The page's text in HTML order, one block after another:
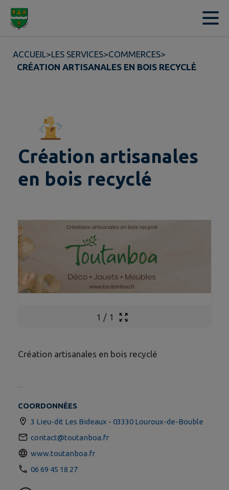
Contenu
ACCUEIL>LES SERVICES>COMMERCES>
CRÉATION ARTISANALES EN BOIS RECYCLÉ
Création artisanales
en bois recyclé
1 / 1
Création artisanales en bois recyclé
COORDONNÉES
3 Lieu-dit Les Bideaux - 03330 Louroux-de-Bouble
contact@toutanboa.fr
www.toutanboa.fr
06 69 45 18 27